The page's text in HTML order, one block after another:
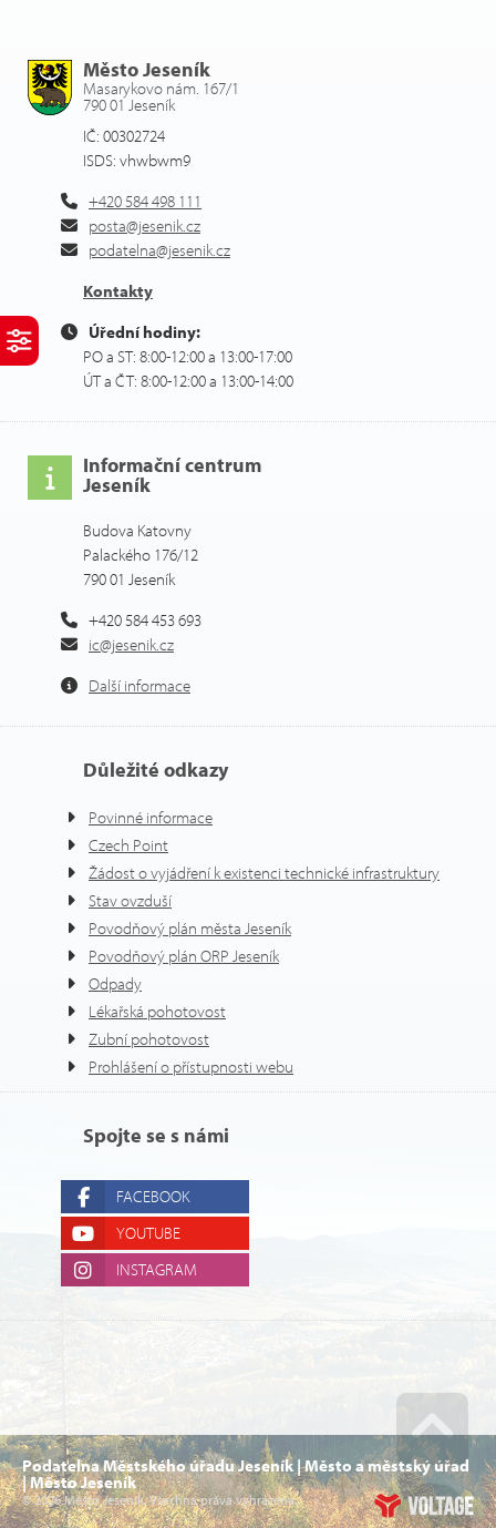
Město Jeseník
Masarykovo nám. 167/1
790 01 Jeseník
IČ: 00302724
ISDS: vhwbwm9
+420 584 498 111
posta@jesenik.cz
podatelna@jesenik.cz
Kontakty
Úřední hodiny:
PO a ST: 8:00-12:00 a 13:00-17:00
ÚT a ČT: 8:00-12:00 a 13:00-14:00
Informační centrum
Jeseník
Budova Katovny
Palackého 176/12
790 01 Jeseník
+420 584 453 693
ic@jesenik.cz
Další informace
Důležité odkazy
Povinné informace
Czech Point
Žádost o vyjádření k existenci technické infrastruktury
Stav ovzduší
Povodňový plán města Jeseník
Povodňový plán ORP Jeseník
Odpady
Lékařská pohotovost
Zubní pohotovost
Prohlášení o přístupnosti webu
Spojte se s námi
FACEBOOK
YOUTUBE
INSTAGRAM
Podatelna Městského úřadu Jeseník | Město a městský úřad
| Město Jeseník
© 2026 Město Jeseník. Všechna práva vyhrazena. Go